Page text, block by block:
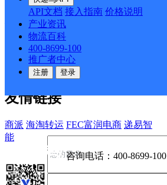
API文档 接入指南 价格说明
产业资讯
物流百科
400-8699-100
推广者中心
注册 登录
关于我们
公司介绍 企业动态
合作伙伴 快递鸟接口服务协议
户隐私政策
友情链接
商派 海淘转运 FEC富润电商 递易智
能
咨询电话： 400-8699-100